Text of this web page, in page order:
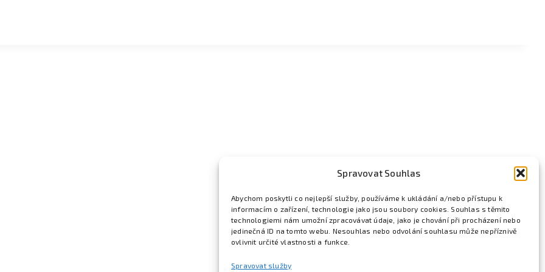
Spravovat Souhlas
Abychom poskytli co nejlepší služby, používáme k ukládání a/nebo přístupu k
informacím o zařízení, technologie jako jsou soubory cookies. Souhlas s těmito
technologiemi nám umožní zpracovávat údaje, jako je chování při procházení nebo
jedinečná ID na tomto webu. Nesouhlas nebo odvolání souhlasu může nepříznivě
ovlivnit určité vlastnosti a funkce.
Spravovat služby